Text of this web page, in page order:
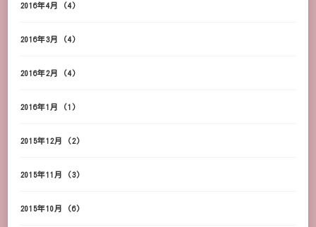
2016年4月 (4)
2016年3月 (4)
2016年2月 (4)
2016年1月 (1)
2015年12月 (2)
2015年11月 (3)
2015年10月 (6)